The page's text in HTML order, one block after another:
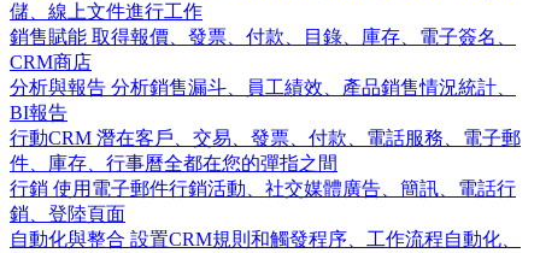
儲、線上文件進行工作
銷售賦能 取得報價、發票、付款、目錄、庫存、電子簽名、
CRM商店
分析與報告 分析銷售漏斗、員工績效、產品銷售情況統計、
BI報告
行動CRM 潛在客戶、交易、發票、付款、電話服務、電子郵
件、庫存、行事曆全都在您的彈指之間
行銷 使用電子郵件行銷活動、社交媒體廣告、簡訊、電話行
銷、登陸頁面
自動化與整合 設置CRM規則和觸發程序、工作流程自動化、